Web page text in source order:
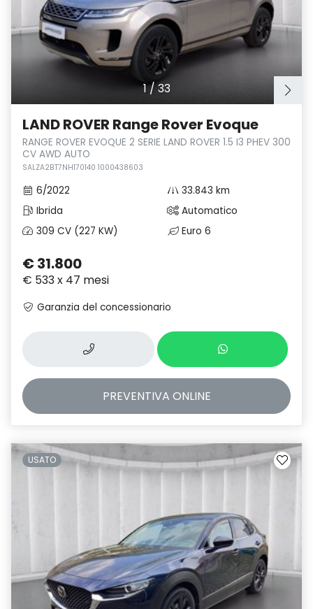
1/33
LAND ROVER Range Rover Evoque
RANGE ROVER EVOQUE 2 SERIE LAND ROVER 1.5 I3 PHEV 300
CV AWD AUTO
SALZA2BT7NH170140 1000438603
6/2022
33.843 km
Ibrida
Automatico
309 CV (227 KW)
Euro 6
€ 31.800
€ 533 x 47 mesi
Garanzia del concessionario
PREVENTIVA ONLINE
USATO